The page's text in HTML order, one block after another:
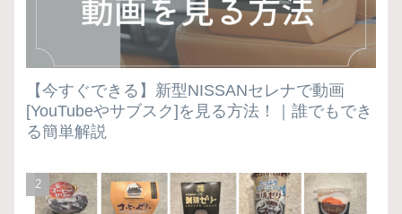
【今すぐできる】新型NISSANセレナで動画
[YouTubeやサブスク]を見る方法！｜誰でもでき
る簡単解説